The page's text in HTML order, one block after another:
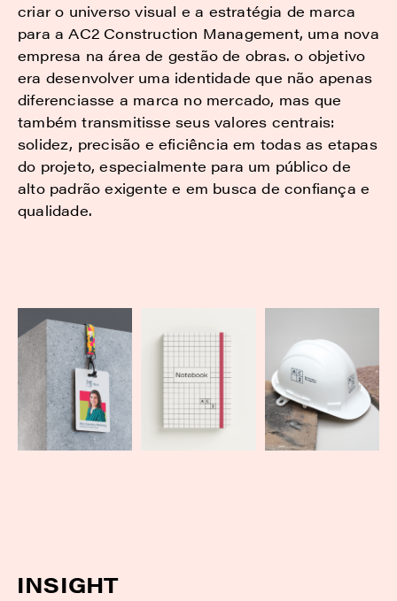
criar o universo visual e a estratégia de marca
para a AC2 Construction Management, uma nova
empresa na área de gestão de obras. o objetivo
era desenvolver uma identidade que não apenas
diferenciasse a marca no mercado, mas que
também transmitisse seus valores centrais:
solidez, precisão e eficiência em todas as etapas
do projeto, especialmente para um público de
alto padrão exigente e em busca de confiança e
qualidade.
INSIGHT